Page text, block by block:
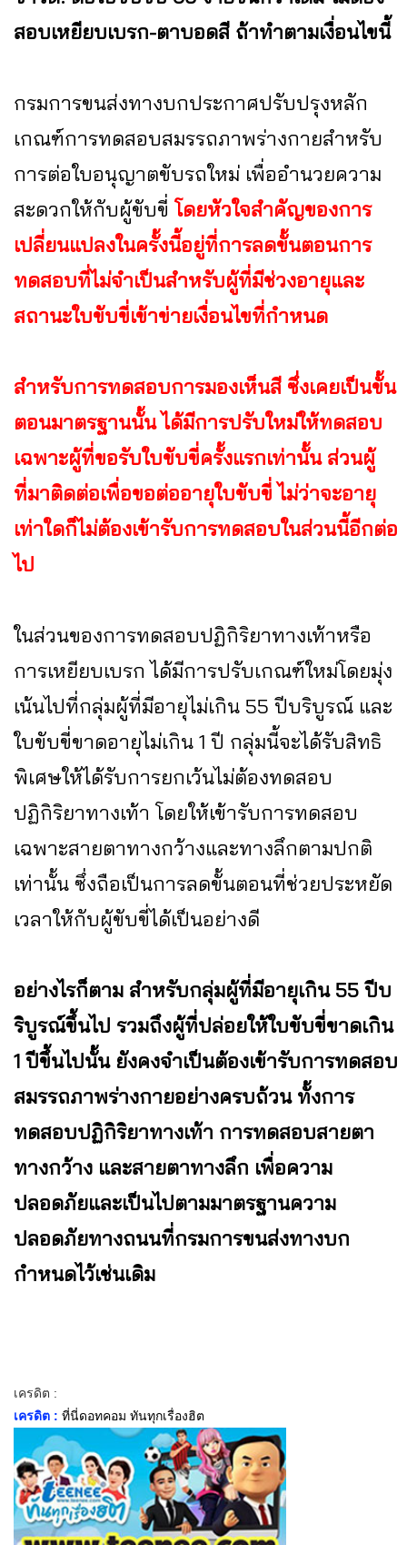
สอบเหยียบเบรก-ตาบอดสี ถ้าทำตามเงื่อนไขนี้
กรมการขนส่งทางบกประกาศปรับปรุงหลัก
เกณฑ์การทดสอบสมรรถภาพร่างกายสำหรับ
การต่อใบอนุญาตขับรถใหม่ เพื่ออำนวยความ
สะดวกให้กับผู้ขับขี่ โดยหัวใจสำคัญของการ
เปลี่ยนแปลงในครั้งนี้อยู่ที่การลดขั้นตอนการ
ทดสอบที่ไม่จำเป็นสำหรับผู้ที่มีช่วงอายุและ
สถานะใบขับขี่เข้าข่ายเงื่อนไขที่กำหนด
สำหรับการทดสอบการมองเห็นสี ซึ่งเคยเป็นขั้น
ตอนมาตรฐานนั้น ได้มีการปรับใหม่ให้ทดสอบ
เฉพาะผู้ที่ขอรับใบขับขี่ครั้งแรกเท่านั้น ส่วนผู้
ที่มาติดต่อเพื่อขอต่ออายุใบขับขี่ ไม่ว่าจะอายุ
เท่าใดก็ไม่ต้องเข้ารับการทดสอบในส่วนนี้อีกต่อ
ไป
ในส่วนของการทดสอบปฏิกิริยาทางเท้าหรือ
การเหยียบเบรก ได้มีการปรับเกณฑ์ใหม่โดยมุ่ง
เน้นไปที่กลุ่มผู้ที่มีอายุไม่เกิน 55 ปีบริบูรณ์ และ
ใบขับขี่ขาดอายุไม่เกิน 1 ปี กลุ่มนี้จะได้รับสิทธิ
พิเศษให้ได้รับการยกเว้นไม่ต้องทดสอบ
ปฏิกิริยาทางเท้า โดยให้เข้ารับการทดสอบ
เฉพาะสายตาทางกว้างและทางลึกตามปกติ
เท่านั้น ซึ่งถือเป็นการลดขั้นตอนที่ช่วยประหยัด
เวลาให้กับผู้ขับขี่ได้เป็นอย่างดี
อย่างไรก็ตาม สำหรับกลุ่มผู้ที่มีอายุเกิน 55 ปีบ
ริบูรณ์ขึ้นไป รวมถึงผู้ที่ปล่อยให้ใบขับขี่ขาดเกิน
1 ปีขึ้นไปนั้น ยังคงจำเป็นต้องเข้ารับการทดสอบ
สมรรถภาพร่างกายอย่างครบถ้วน ทั้งการ
ทดสอบปฏิกิริยาทางเท้า การทดสอบสายตา
ทางกว้าง และสายตาทางลึก เพื่อความ
ปลอดภัยและเป็นไปตามมาตรฐานความ
ปลอดภัยทางถนนที่กรมการขนส่งทางบก
กำหนดไว้เช่นเดิม
เครดิต :
เครดิต : ที่นี่ดอทคอม ทันทุกเรื่องฮิต